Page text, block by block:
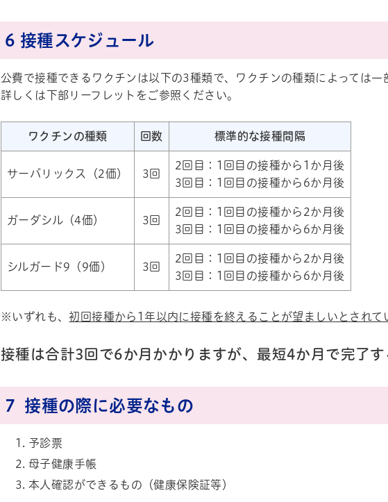
6 接種スケジュール
公費で接種できるワクチンは以下の3種類で、ワクチンの種類によっては一
詳しくは下部リーフレットをご参照ください。
ワクチンの種類 回数 標準的な接種間隔
サーバリックス（2価） 3回
2回目：1回目の接種から1か月後
3回目：1回目の接種から6か月後
ガーダシル（4価） 3回
2回目：1回目の接種から2か月後
3回目：1回目の接種から6か月後
シルガード9（9価） 3回
2回目：1回目の接種から2か月後
3回目：1回目の接種から6か月後
※いずれも、 初回接種から1年以内に接種を終えることが望ましいとされて
接種は合計3回で6か月かかりますが、最短4か月で完了
7 接種の際に必要なもの
予診票
母子健康手帳
本人確認ができるもの（健康保険証等）